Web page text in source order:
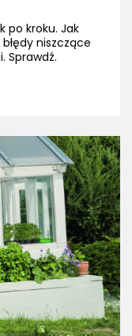
po kroku. Jak
niszczące
Sprawdź.